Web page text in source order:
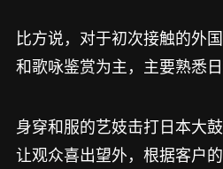
比方说，对于初次接触的外
和歌咏鉴赏为主，主要熟悉
身穿和服的艺妓击打日本大
让观众喜出望外，根据客户